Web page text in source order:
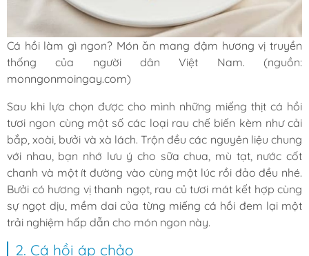
Cá hồi làm gì ngon? Món ăn mang đậm hương vị truyền
thống của người dân Việt Nam. (nguồn:
monngonmoingay.com)
Sau khi lựa chọn được cho mình những miếng thịt cá hồi
tươi ngon cùng một số các loại rau chế biến kèm như cải
bắp, xoài, bưởi và xà lách. Trộn đều các nguyên liệu chung
với nhau, bạn nhớ lưu ý cho sữa chua, mù tạt, nước cốt
chanh và một ít đường vào cùng một lúc rồi đảo đều nhé.
Bưởi có hương vị thanh ngọt, rau củ tươi mát kết hợp cùng
sự ngọt dịu, mềm dai của từng miếng cá hồi đem lại một
trải nghiệm hấp dẫn cho món ngon này.
2. Cá hồi áp chảo